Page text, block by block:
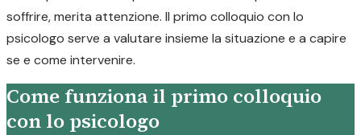
soffrire, merita attenzione. Il primo colloquio con lo
psicologo serve a valutare insieme la situazione e a capire
se e come intervenire.
Come funziona il primo colloquio
con lo psicologo